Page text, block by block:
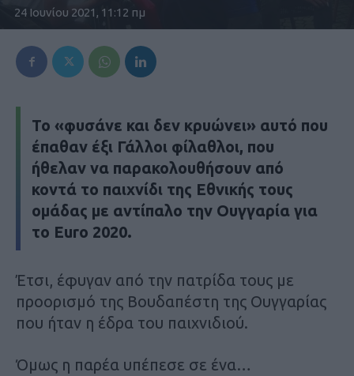
24 Ιουνίου 2021, 11:12 πμ
Το «φυσάνε και δεν κρυώνει» αυτό που
έπαθαν έξι Γάλλοι φίλαθλοι, που
ήθελαν να παρακολουθήσουν από
κοντά το παιχνίδι της Εθνικής τους
ομάδας με αντίπαλο την Ουγγαρία για
το Euro 2020.
Έτσι, έφυγαν από την πατρίδα τους με
προορισμό της Βουδαπέστη της Ουγγαρίας
που ήταν η έδρα του παιχνιδιού.
Όμως η παρέα υπέπεσε σε ένα…